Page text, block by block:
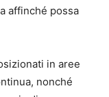
affinché possa
in aree
nonché